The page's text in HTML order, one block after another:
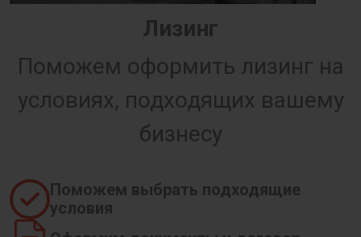
Лизинг
Поможем оформить лизинг на
условиях, подходящих вашему
бизнесу
Поможем выбрать подходящие
условия